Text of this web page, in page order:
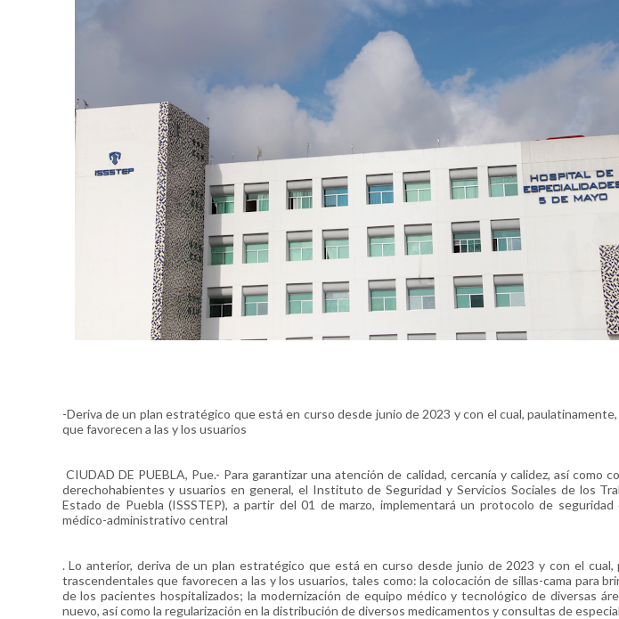
-Deriva de un plan estratégico que está en curso desde junio de 2023 y con el cual,
que favorecen a las y los usuarios
CIUDAD DE PUEBLA, Pue.- Para garantizar una atención de calidad, cercanía y calidez, así como
derechohabientes y usuarios en general, el Instituto de Seguridad y Servicios Sociales de los
Estado de Puebla (ISSSTEP), a partir del 01 de marzo, implementará un protocolo de
médico-administrativo central
. Lo anterior, deriva de un plan estratégico que está en curso desde junio de 2023 y con el cual,
trascendentales que favorecen a las y los usuarios, tales como: la colocación de sillas-cama para
de los pacientes hospitalizados; la modernización de equipo médico y tecnológico de diversas
nuevo, así como la regularización en la distribución de diversos medicamentos y consultas de